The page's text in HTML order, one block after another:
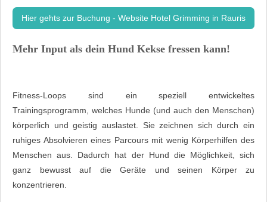
Hier gehts zur Buchung - Website Hotel Grimming in Rauris
Mehr Input als dein Hund Kekse fressen kann!
Fitness-Loops sind ein speziell entwickeltes
Trainingsprogramm, welches Hunde (und auch den Menschen)
körperlich und geistig auslastet. Sie zeichnen sich durch ein
ruhiges Absolvieren eines Parcours mit wenig Körperhilfen des
Menschen aus. Dadurch hat der Hund die Möglichkeit, sich
ganz bewusst auf die Geräte und seinen Körper zu
konzentrieren.